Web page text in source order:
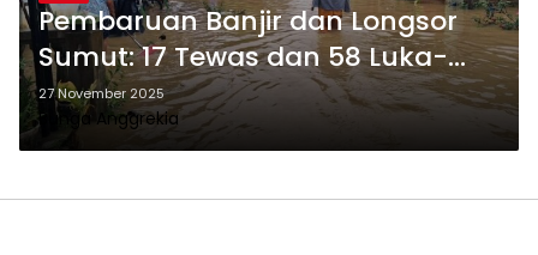
Pembaruan Banjir dan Longsor
Sumut: 17 Tewas dan 58 Luka-
Luka
27 November 2025
Bunga Anggrekia